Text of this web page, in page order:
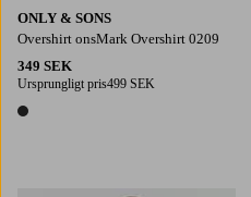
ONLY & SONS
Overshirt onsMark Overshirt 0209
349 SEK
Ursprungligt pris499 SEK
1 färg